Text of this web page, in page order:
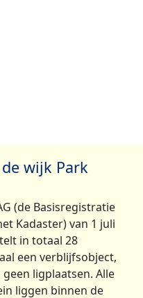
wijk Park
(de Basisregistratie
Kadaster) van 1 juli
in totaal 28
een verblijfsobject,
ligplaatsen. Alle
liggen binnen de